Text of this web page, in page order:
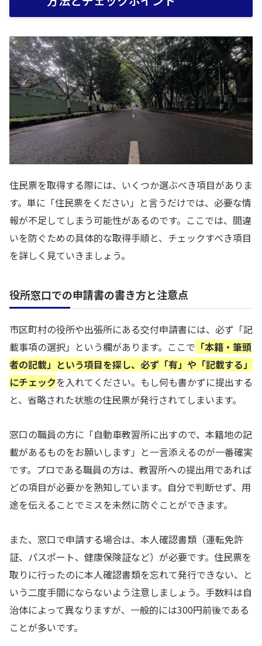
住民票を取得する際には、いくつか選ぶべき項目がありま
す。単に「住民票をください」と言うだけでは、必要な情
報が不足してしまう可能性があるのです。ここでは、間違
いを防ぐための具体的な取得手順と、チェックすべき項目
を詳しく見ていきましょう。
役所窓口での申請書の書き方と注意点
市区町村の役所や出張所にある交付申請書には、必ず「記
載事項の選択」という欄があります。ここで 「本籍・筆頭
者の記載」という項目を探し、必ず「有」や「記載する」
にチェックを入れてください。もし何も書かずに提出する
と、省略された状態の住民票が発行されてしまいます。
窓口の職員の方に「自動車教習所に出すので、本籍地の記
載があるものをお願いします」と一言添えるのが一番確実
です。プロである職員の方は、教習所への提出用であれば
どの項目が必要かを熟知しています。自分で判断せず、用
途を伝えることでミスを未然に防ぐことができます。
また、窓口で申請する場合は、本人確認書類（運転免許
証、パスポート、健康保険証など）が必要です。住民票を
取りに行ったのに本人確認書類を忘れて発行できない、と
いう二度手間にならないよう注意しましょう。手数料は自
治体によって異なりますが、一般的には300円前後である
ことが多いです。